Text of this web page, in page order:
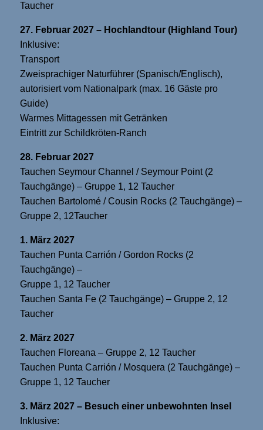
Taucher
27. Februar 2027 – Hochlandtour (Highland Tour)
Inklusive:
Transport
Zweisprachiger Naturführer (Spanisch/Englisch),
autorisiert vom Nationalpark (max. 16 Gäste pro
Guide)
Warmes Mittagessen mit Getränken
Eintritt zur Schildkröten-Ranch
28. Februar 2027
Tauchen Seymour Channel / Seymour Point (2
Tauchgänge) – Gruppe 1, 12 Taucher
Tauchen Bartolomé / Cousin Rocks (2 Tauchgänge) –
Gruppe 2, 12Taucher
1. März 2027
Tauchen Punta Carrión / Gordon Rocks (2
Tauchgänge) –
Gruppe 1, 12 Taucher
Tauchen Santa Fe (2 Tauchgänge) – Gruppe 2, 12
Taucher
2. März 2027
Tauchen Floreana – Gruppe 2, 12 Taucher
Tauchen Punta Carrión / Mosquera (2 Tauchgänge) –
Gruppe 1, 12 Taucher
3. März 2027 – Besuch einer unbewohnten Insel
Inklusive: